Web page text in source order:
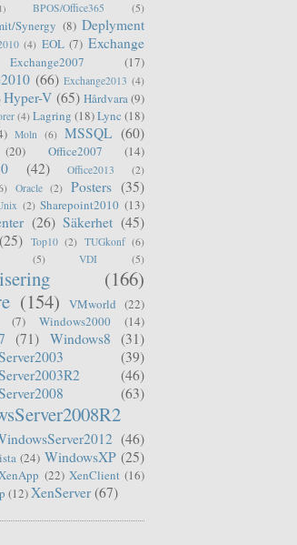
BPOS/Office365 (5)
Synergy (8) Deplyment
(4) EOL (7) Exchange
Exchange2007 (17)
(66) Exchange2013 (4)
Hyper-V (65) Hårdvara(9)
(4) Lagring (18)Lync (18)
Moln (6) MSSQL (60)
(20) Office2007 (14)
(42) Office2013
(2)
Oracle (2) Posters (35)
(2) Sharepoint2010 (13)
(26) Säkerhet (45)
(25) Top10 (2) TUGkonf (6)
(5) VDI (5)
(166)
(154) VMworld (22)
(7) Windows2000 (14)
(71) Windows8
(31)
(39)
(46)
(63)
(46)
(24) WindowsXP (25)
(22) XenClient (16)
(12)XenServer (67)